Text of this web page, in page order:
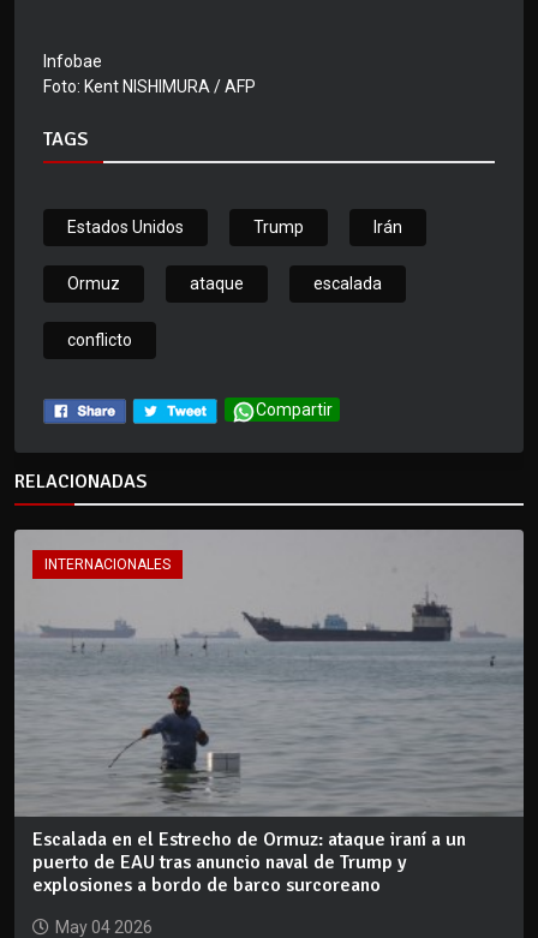
Infobae
Foto: Kent NISHIMURA / AFP
TAGS
Estados Unidos Trump Irán
Ormuz ataque escalada
conflicto
Compartir
RELACIONADAS
INTERNACIONALES
Escalada en el Estrecho de Ormuz: ataque iraní a un
puerto de EAU tras anuncio naval de Trump y
explosiones a bordo de barco surcoreano
May 04 2026